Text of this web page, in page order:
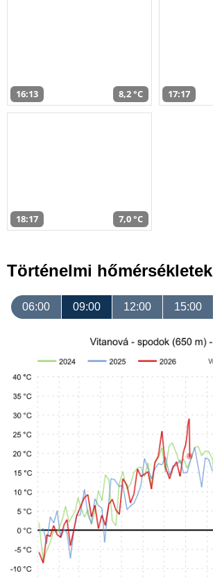
16:13 8,2 °C 17:17
18:17 7,0 °C
Történelmi hőmérsékletek
06:00 09:00 12:00 15:00